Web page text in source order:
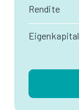
Rendite
Eigenkapital